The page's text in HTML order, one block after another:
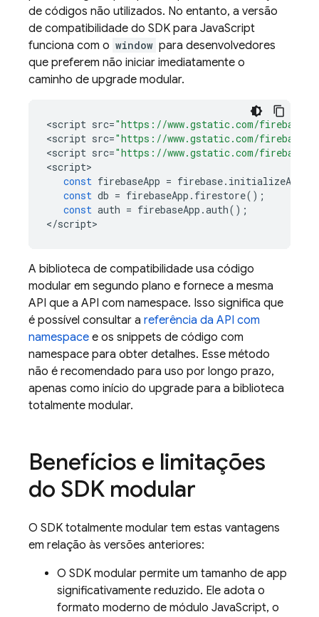
de códigos não utilizados. No entanto, a versão
de compatibilidade do SDK para JavaScript
funciona com o window para desenvolvedores
que preferem não iniciar imediatamente o
caminho de upgrade modular.
<script src="https://www.gstatic.com/
<script src="https://www.gstatic.com/
<script src="https://www.gstatic.com/
<script
const firebaseApp = firebase. initializeApp
const db = firebaseApp . firestore();
const auth = firebaseApp .auth();
</script
A biblioteca de compatibilidade usa código
modular em segundo plano e fornece a mesma
API que a API com namespace. Isso significa que
é possível consultar a referência da API com
namespace e os snippets de código com
namespace para obter detalhes. Esse método
não é recomendado para uso por longo prazo,
apenas como início do upgrade para a biblioteca
totalmente modular.
Benefícios e limitações
do SDK modular
O SDK totalmente modular tem estas vantagens
em relação às versões anteriores:
O SDK modular permite um tamanho de app
significativamente reduzido. Ele adota o
formato moderno de módulo JavaScript, o